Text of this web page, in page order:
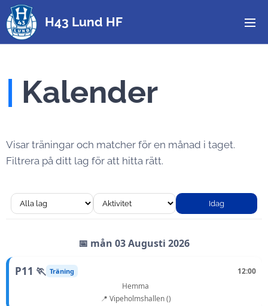
H43 Lund HF
Kalender
Visar träningar och matcher för en månad i taget.
Filtrera på ditt lag för att hitta rätt.
Idag
📅 mån 03 Augusti 2026
P11 🏃 Träning
12:00
Hemma
📍 Vipeholmshallen ()